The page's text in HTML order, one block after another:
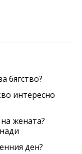
бягство?
интересно
жената?
ден?